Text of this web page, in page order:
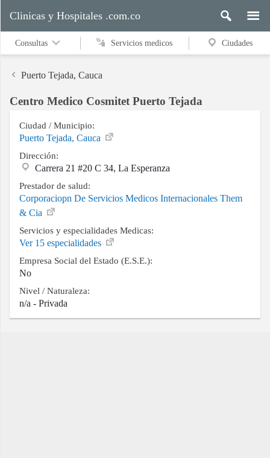
medicos
Ciudades
Buscar
Contacto
Clinicas y Hospitales .com.co
Consultas Servicios medicos Ciudades
Puerto Tejada, Cauca
Centro Medico Cosmitet Puerto Tejada
Ciudad / Municipio:
Puerto Tejada, Cauca
Dirección:
Carrera 21 #20 C 34, La Esperanza
Prestador de salud:
Corporaciopn De Servicios Medicos Internacionales Them
& Cia
Servicios y especialidades Medicas:
Ver 15 especialidades
Empresa Social del Estado (E.S.E.):
No
Nivel / Naturaleza:
n/a - Privada